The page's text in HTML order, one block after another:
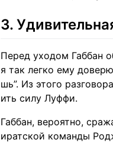
3.
Перед уходом Габбан
я так легко ему
шь”. Из этого
ить силу Луффи.
Габбан, вероятно,
иратской команды